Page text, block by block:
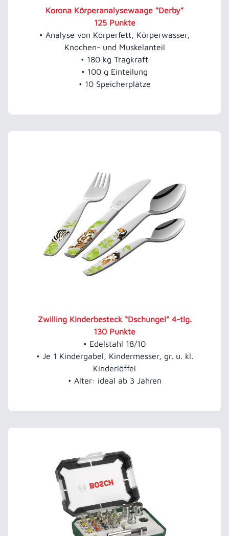
Korona Körperanalysewaage “Derby”
125 Punkte
• Analyse von Körperfett, Körperwasser,
Knochen- und Muskelanteil
• 180 kg Tragkraft
• 100 g Einteilung
• 10 Speicherplätze
Zwilling Kinderbesteck “Dschungel” 4-tlg.
130 Punkte
• Edelstahl 18/10
• Je 1 Kindergabel, Kindermesser, gr. u. kl.
Kinderlöffel
• Alter: ideal ab 3 Jahren